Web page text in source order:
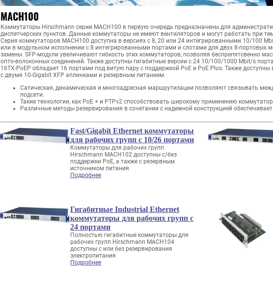
MACH100
Коммутаторы Hirschmann серии MACH100 в первую очередь предназначены для
диспетчерских пунктов. Данные коммутаторы не имеют вентиляторов и могут работать при
Серия коммутаторов MACH100 доступна в версиях с 8, 20 или 24 интегрированными 10/100
или в модульном исполнении с 8 интегрированными портами и слотами для двух 8-портовых
замены. SFP-модули увеличивают гибкость этих коммутаторов, позволяя беспрепятсвенно
опто-волоконных соединений. Также доступны гигабитные версии с 24 10/100/1000 Mbit/s
16TX-PoEP обладает 16 портами под витую пару с поддержкой PoE и PoE Plus. Также доступны
с двумя 10-Gigabit XFP аплинками и резервным питанием.
Сатическая, динамическая и многоадресная маршрутизации позволяют связывать
подсети.
Такие технологии, как PoE + и PTPv2 способствовать широкому применению
Различные методы резервирования в сочетании с надежной конструкцией
Fast/Gigabit Ethernet коммутаторы
для рабочих групп с 10/26 портами
Коммутаторы для рабочих групп
Hirschmann MACH102 доступны с/без
поддержки PoE, а также с резервным
источником питания
Подробнее
Гигабитные Industrial Ethernet
коммутаторы для рабочих групп с
24 портами
Полностью гигабитные коммутаторы для
рабочих групп Hirschmann MACH104
доступны с или без резервирования
электропитания
Подробнее